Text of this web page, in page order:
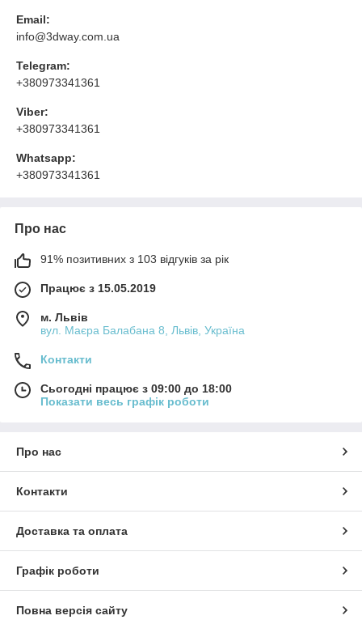
Email:
info@3dway.com.ua
Telegram:
+380973341361
Viber:
+380973341361
Whatsapp:
+380973341361
Про нас
91% позитивних з 103 відгуків за рік
Працює з 15.05.2019
м. Львів
вул. Маєра Балабана 8, Львів, Україна
Контакти
Сьогодні працює з 09:00 до 18:00
Показати весь графік роботи
Про нас
Контакти
Доставка та оплата
Графік роботи
Повна версія сайту